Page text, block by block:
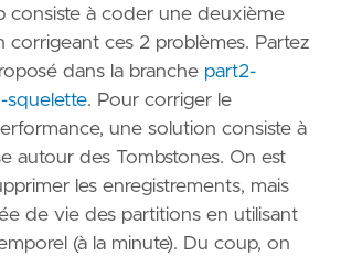
consiste à coder une deuxième
corrigeant ces 2 problèmes. Partez
dans la branche part2-
squelette. Pour corriger le
une solution consiste à
autour des Tombstones. On est
les enregistrements, mais
de vie des partitions en utilisant
(à la minute). Du coup, on